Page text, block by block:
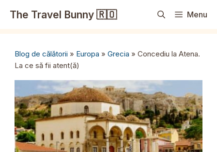
The Travel Bunny 🇷🇴 Menu
Blog de călătorii » Europa » Grecia » Concediu la Atena.
La ce să fii atent(ă)